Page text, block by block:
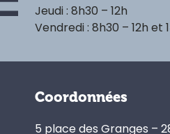
Jeudi : 8h30 – 12h
Vendredi : 8h30 – 12h et
Coordonnées
5 place des Granges –